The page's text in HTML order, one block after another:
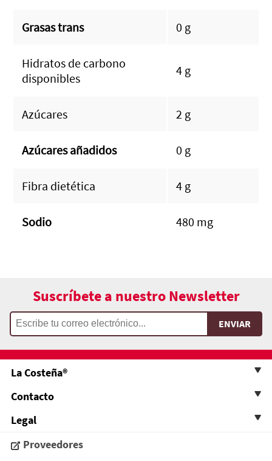
Grasas trans 0 g
Hidratos de carbono
disponibles
4 g
Azúcares 2 g
Azúcares añadidos 0 g
Fibra dietética 4 g
Sodio 480 mg
Suscríbete a nuestro Newsletter
La Costeña®
Contacto
Legal
Proveedores